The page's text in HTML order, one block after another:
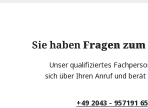
Sie habenFragen
Unser qualifiziertes
sich über Ihren Anruf und berät
+49 2043 - 957191 65